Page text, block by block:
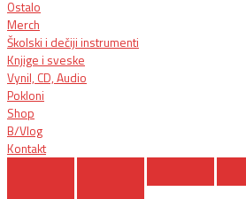
Ostalo
Merch
Školski i dečiji instrumenti
Knjige i sveske
Vynil, CD, Audio
Pokloni
Shop
B/Vlog
Kontakt